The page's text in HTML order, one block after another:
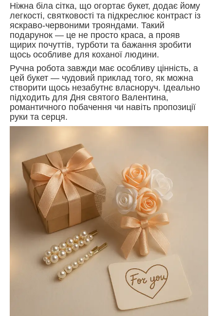
Ніжна біла сітка, що огортає букет, додає йому
легкості, святковості та підкреслює контраст із
яскраво-червоними трояндами. Такий
подарунок — це не просто краса, а прояв
щирих почуттів, турботи та бажання зробити
щось особливе для коханої людини.
Ручна робота завжди має особливу цінність, а
цей букет — чудовий приклад того, як можна
створити щось незабутнє власноруч. Ідеально
підходить для Дня святого Валентина,
романтичного побачення чи навіть пропозиції
руки та серця.